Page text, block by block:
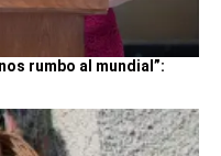
rumbo al mundial”: